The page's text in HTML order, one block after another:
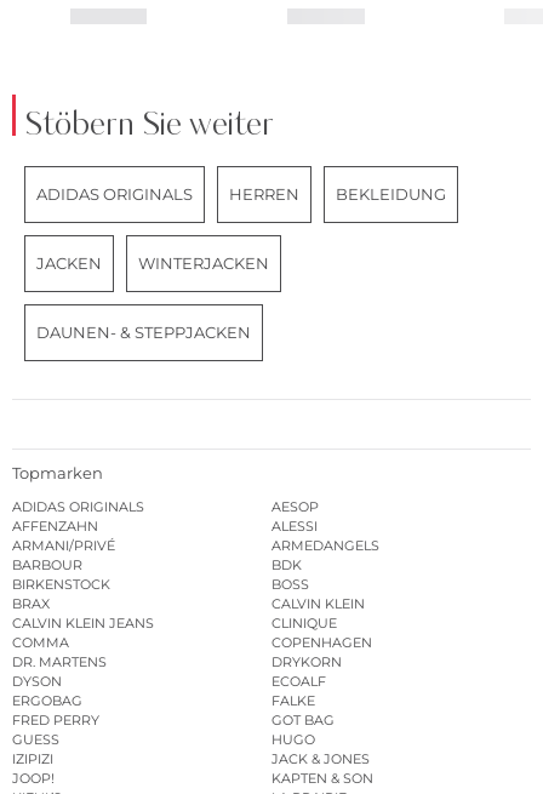
Stöbern Sie weiter
ADIDAS ORIGINALS HERREN BEKLEIDUNG
JACKEN WINTERJACKEN
DAUNEN- & STEPPJACKEN
Topmarken
ADIDAS ORIGINALS
AESOP
AFFENZAHN
ALESSI
ARMANI/PRIVÉ
ARMEDANGELS
BARBOUR
BDK
BIRKENSTOCK
BOSS
BRAX
CALVIN KLEIN
CALVIN KLEIN JEANS
CLINIQUE
COMMA
COPENHAGEN
DR. MARTENS
DRYKORN
DYSON
ECOALF
ERGOBAG
FALKE
FRED PERRY
GOT BAG
GUESS
HUGO
IZIPIZI
JACK & JONES
JOOP!
KAPTEN & SON